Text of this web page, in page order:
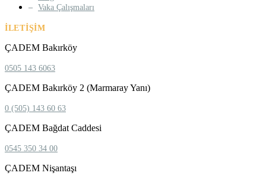
Vaka Çalışmaları
İLETIŞIM
ÇADEM Bakırköy
0505 143 6063
ÇADEM Bakırköy 2 (Marmaray Yanı)
0 (505) 143 60 63
ÇADEM Bağdat Caddesi
0545 350 34 00
ÇADEM Nişantaşı